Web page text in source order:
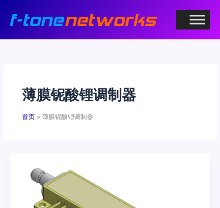
薄膜铌酸锂调制器
首页 薄膜铌酸锂调制器